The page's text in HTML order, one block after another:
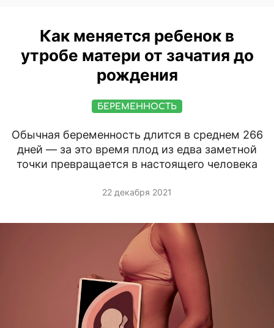
Как меняется ребенок в
утробе матери от зачатия до
рождения
БЕРЕМЕННОСТЬ
Обычная беременность длится в среднем 266
дней — за это время плод из едва заметной
точки превращается в настоящего человека
22 декабря 2021